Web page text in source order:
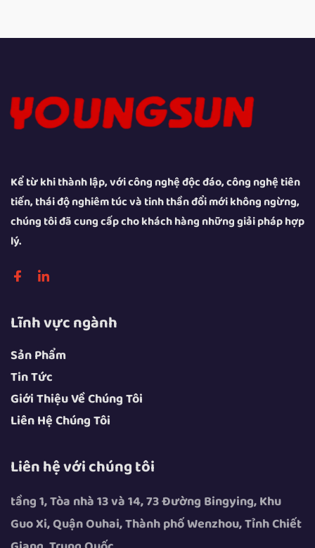
Kể từ khi thành lập, với công nghệ độc đáo, công nghệ tiên
tiến, thái độ nghiêm túc và tinh thần đổi mới không ngừng,
chúng tôi đã cung cấp cho khách hàng những giải pháp hợp
lý.
Lĩnh vực ngành
Sản Phẩm
Tin Tức
Giới Thiệu Về Chúng Tôi
Liên Hệ Chúng Tôi
Liên hệ với chúng tôi
tầng 1, Tòa nhà 13 và 14, 73 Đường Bingying, Khu
Guo Xi, Quận Ouhai, Thành phố Wenzhou, Tỉnh Chiết